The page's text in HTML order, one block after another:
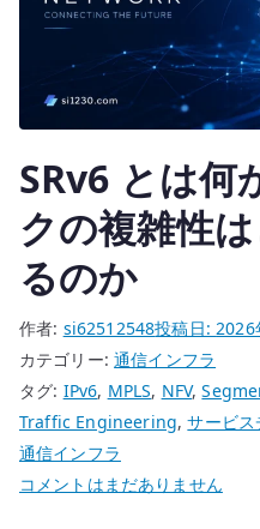
SRv6 とは何
クの複雑性
るのか
作者: si62512548投稿日:2026
カテゴリー:通信インフラ
タグ: IPv6, MPLS, NFV,
Traffic Engineering,サービ
通信インフラ
SRv6
コメントはまだありません